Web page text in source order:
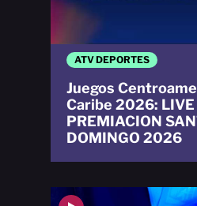
ATV DEPORTES
Juegos
Caribe 2026: LIVE
PREMIACION
DOMINGO 2026